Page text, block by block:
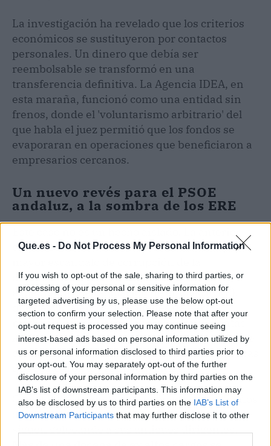
Que.es - Do Not Process My Personal Information
If you wish to opt-out of the sale, sharing to third parties, or
processing of your personal or sensitive information for
targeted advertising by us, please use the below opt-out
section to confirm your selection. Please note that after your
opt-out request is processed you may continue seeing
interest-based ads based on personal information utilized by
us or personal information disclosed to third parties prior to
your opt-out. You may separately opt-out of the further
disclosure of your personal information by third parties on the
IAB’s list of downstream participants. This information may
also be disclosed by us to third parties on the IAB’s List of
Downstream Participants that may further disclose it to other
La investigación ha revelado que los criterios
económicos se sustituyeron por contactos
personales. Un dinero que debía ser
reembolsable se transformó en una
transferencia definitiva. La Agencia IDEA, en
esta maraña, funcionó como una entidad sin
frenos, donde el 'voluntarismo arbitrario' del
que habla el juez permitió que los fondos se
evaporaran en operaciones que beneficiaron a
empresarios cercanos.
Un nuevo revés para el PSOE
andaluz, a la sombra de los ERE
Este caso no es un hecho aislado. La anterior
etapa socialista en la Junta está marcada por el
democracia española: el fraude de los
expedientes de regulación de empleo (ERE),
que desvió cientos de millones de euros
mediante ayudas sociolaborales fraudulentas.
Ambos episodios comparten un patrón: falta de
controles presupuestarios y decisiones políticas
que costearon los contribuyentes.
Con el PSOE ya en la oposición tras casi 37 años
degobierno, las consecuencias judiciales
siguen golpeando a sus antiguos dirigentes.